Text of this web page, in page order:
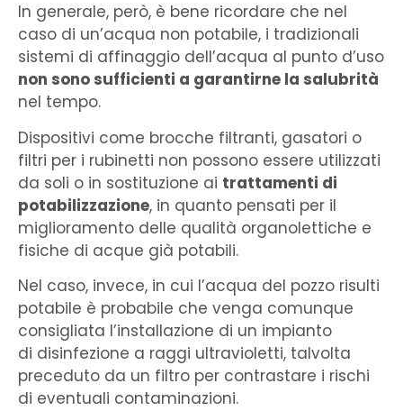
In generale, però, è bene ricordare che nel
caso di un’acqua non potabile, i tradizionali
sistemi di affinaggio dell’acqua al punto d’uso
non sono sufficienti a garantirne la salubrità
nel tempo.
Dispositivi come brocche filtranti, gasatori o
filtri per i rubinetti non possono essere utilizzati
da soli o in sostituzione ai trattamenti di
potabilizzazione, in quanto pensati per il
miglioramento delle qualità organolettiche e
fisiche di acque già potabili.
Nel caso, invece, in cui l’acqua del pozzo risulti
potabile è probabile che venga comunque
consigliata l’installazione di un impianto
di disinfezione a raggi ultravioletti, talvolta
preceduto da un filtro per contrastare i rischi
di eventuali contaminazioni.